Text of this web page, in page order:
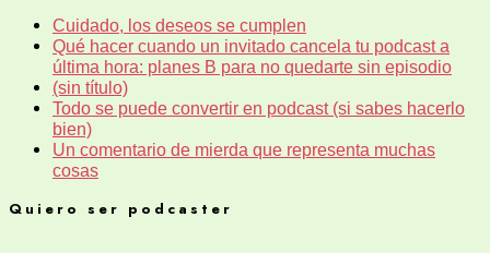
Cuidado, los deseos se cumplen
Qué hacer cuando un invitado cancela tu podcast a
última hora: planes B para no quedarte sin episodio
(sin título)
Todo se puede convertir en podcast (si sabes hacerlo
bien)
Un comentario de mierda que representa muchas
cosas
Quiero ser podcaster